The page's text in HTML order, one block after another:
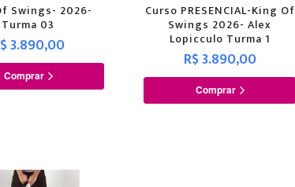
Swings- 2026-
Turma 03
3.890,00
Comprar
Curso PRESENCIAL-King Of
Swings 2026- Alex
Lopicculo Turma 1
R$ 3.890,00
Comprar